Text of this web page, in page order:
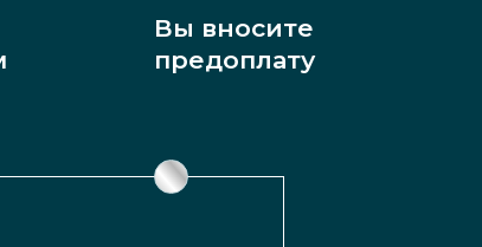
Вы вносите
предоплату